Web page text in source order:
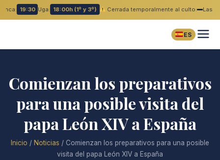
19:30 Uga: 18:00h (1º y 3º) Cerrada temporalmente al culto: Las
ES
Comienzan los preparativos
para una posible visita del
papa León XIV a España
Inicio / Noticias / Comienzan los preparativos para una posible
visita del papa León XIV a España